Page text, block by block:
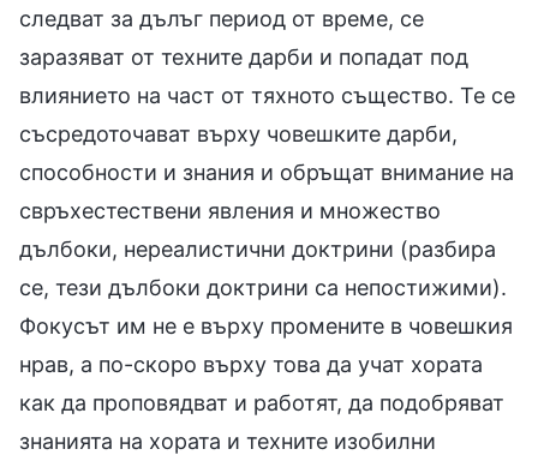
следват за дълъг период от време, се
заразяват от техните дарби и попадат под
влиянието на част от тяхното същество. Те се
съсредоточават върху човешките дарби,
способности и знания и обръщат внимание на
свръхестествени явления и множество
дълбоки, нереалистични доктрини (разбира
се, тези дълбоки доктрини са непостижими).
Фокусът им не е върху промените в човешкия
нрав, а по-скоро върху това да учат хората
как да проповядват и работят, да подобряват
знанията на хората и техните изобилни